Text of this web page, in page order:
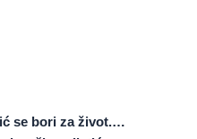
se bori za život.…